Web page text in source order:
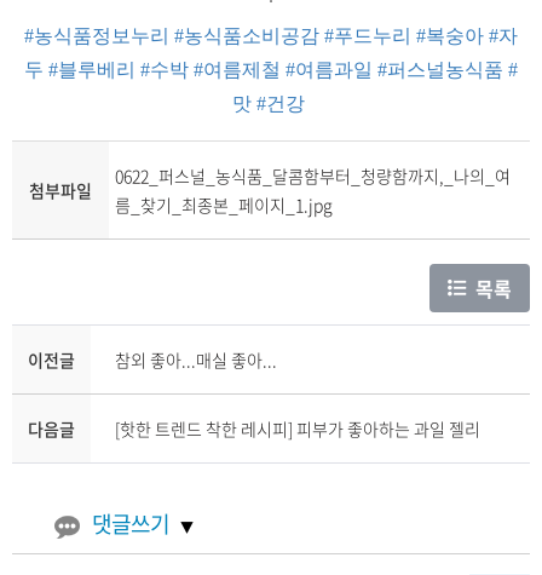
#농식품정보누리 #농식품소비공감 #푸드누리 #복숭아 #자
두 #블루베리 #수박 #여름제철 #여름과일 #퍼스널농식품 #
맛 #건강
첨부파일
0622_퍼스널_농식품_달콤함부터_청량함까지,_나의_여
름_찾기_최종본_페이지_1.jpg
목록
이전글 참외 좋아...매실 좋아...
다음글 [핫한 트렌드 착한 레시피] 피부가 좋아하는 과일 젤리
댓글쓰기